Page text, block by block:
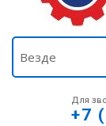
Для
+7